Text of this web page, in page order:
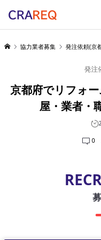
協力業者募集 発注依頼(京
発注
京都府でリフォ
屋・業者・
0